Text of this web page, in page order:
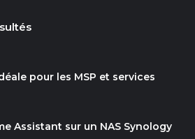
pour les MSP et services
Assistant sur un NAS Synology